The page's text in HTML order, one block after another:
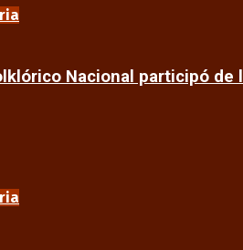
Nacional participó de